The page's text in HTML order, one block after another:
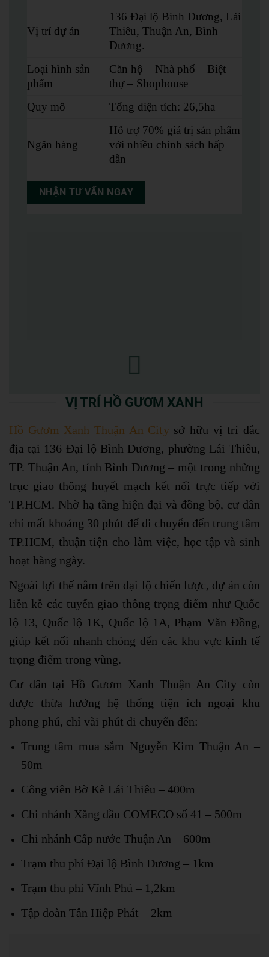
Vị trí dự án
136 Đại lộ Bình Dương, Lái
Thiêu, Thuận An, Bình
Dương.
Loại hình sản
phẩm
Căn hộ – Nhà phố – Biệt
thự – Shophouse
Quy mô
Tổng diện tích: 26,5ha
Ngân hàng
Hỗ trợ 70% giá trị sản phẩm
với nhiều chính sách hấp
dẫn
NHẬN TƯ VẤN NGAY
VỊ TRÍ HỒ GƯƠM XANH
Hồ Gươm Xanh Thuận An City sở hữu vị trí đắc
địa tại 136 Đại lộ Bình Dương, phường Lái Thiêu,
TP. Thuận An, tỉnh Bình Dương – một trong những
trục giao thông huyết mạch kết nối trực tiếp với
TP.HCM. Nhờ hạ tầng hiện đại và đồng bộ, cư dân
chỉ mất khoảng 30 phút để di chuyển đến trung tâm
TP.HCM, thuận tiện cho làm việc, học tập và sinh
hoạt hàng ngày.
Ngoài lợi thế nằm trên đại lộ chiến lược, dự án còn
liền kề các tuyến giao thông trọng điểm như Quốc
lộ 13, Quốc lộ 1K, Quốc lộ 1A, Phạm Văn Đồng,
giúp kết nối nhanh chóng đến các khu vực kinh tế
trọng điểm trong vùng.
Cư dân tại Hồ Gươm Xanh Thuận An City còn
được thừa hưởng hệ thống tiện ích ngoại khu
phong phú, chỉ vài phút di chuyển đến:
Trung tâm mua sắm Nguyễn Kim Thuận An –
50m
Công viên Bờ Kè Lái Thiêu – 400m
Chi nhánh Xăng dầu COMECO số 41 – 500m
Chi nhánh Cấp nước Thuận An – 600m
Trạm thu phí Đại lộ Bình Dương – 1km
Trạm thu phí Vĩnh Phú – 1,2km
Tập đoàn Tân Hiệp Phát – 2km